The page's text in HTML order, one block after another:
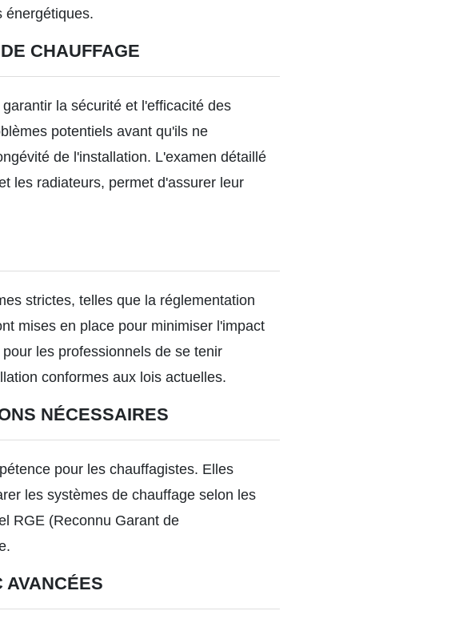
énergétiques.
CHAUFFAGE
la sécurité et l'efficacité des
potentiels avant qu'ils ne
de l'installation. L'examen détaillé
les radiateurs, permet d'assurer leur
strictes, telles que la réglementation
mises en place pour minimiser l'impact
les professionnels de se tenir
conformes aux lois actuelles.
NÉCESSAIRES
pour les chauffagistes. Elles
les systèmes de chauffage selon les
RGE (Reconnu Garant de
AVANCÉES